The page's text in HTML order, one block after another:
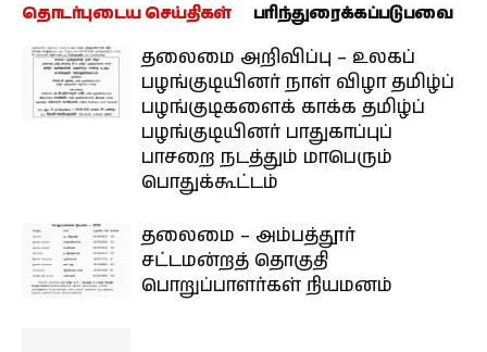
தொடர்புடைய செய்திகள் பரிந்துரைக்கப்படுபவை
தலைமை அறிவிப்பு – உலகப்
பழங்குடியினர் நாள் விழா தமிழ்ப்
பழங்குடிகளைக் காக்க தமிழ்ப்
பழங்குடியினர் பாதுகாப்புப்
பாசறை நடத்தும் மாபெரும்
பொதுக்கூட்டம்
தலைமை – அம்பத்தூர்
சட்டமன்றத் தொகுதி
பொறுப்பாளர்கள் நியமனம்